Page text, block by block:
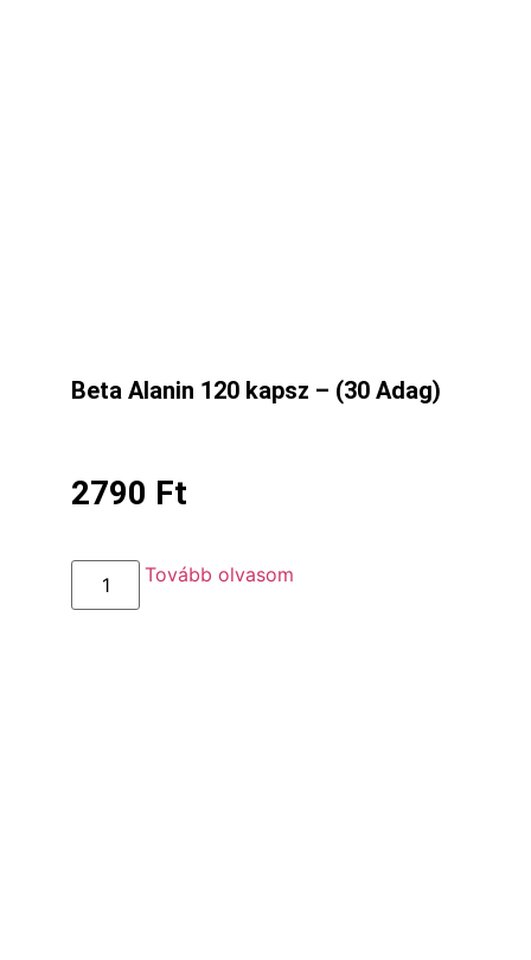
Beta Alanin 120 kapsz – (30 Adag)
2790 Ft
Tovább olvasom